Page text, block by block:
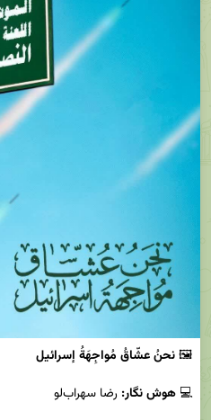
🖼️ نحنُ عشّاقُ مُواجِهَةُ إسرائیل
💻 هوش نگار: